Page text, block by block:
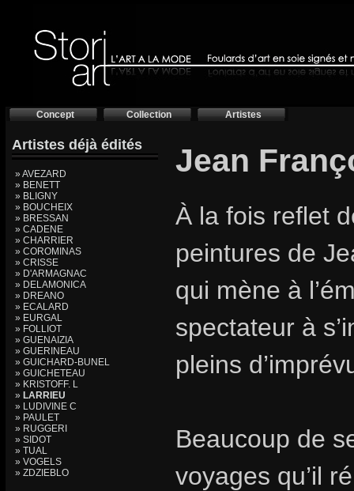
Concept Collection Artistes
Artistes déjà édités
» AVEZARD
» BENETT
» BLIGNY
» BOUCHEIX
» BRESSAN
» CADENE
» CHARRIER
» COROMINAS
» CRISSE
» D'ARMAGNAC
» DELAMONICA
» DREANO
» ECALARD
» EURGAL
» FOLLIOT
» GUENAIZIA
» GUERINEAU
» GUICHARD-BUNEL
» GUICHETEAU
» KRISTOFF. L
» LARRIEU
» LUDIVINE C
» PAULET
» RUGGERI
» SIDOT
» TUAL
» VOGELS
» ZDZIEBLO
Jean
À la fois reflet
peintures de
qui mène à
spectateur à
pleins
Beaucoup de
voyages qu’il